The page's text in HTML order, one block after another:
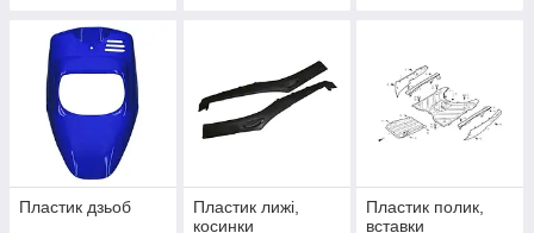
Пластик дзьоб
Пластик лижі,
косинки
Пластик полик,
вставки